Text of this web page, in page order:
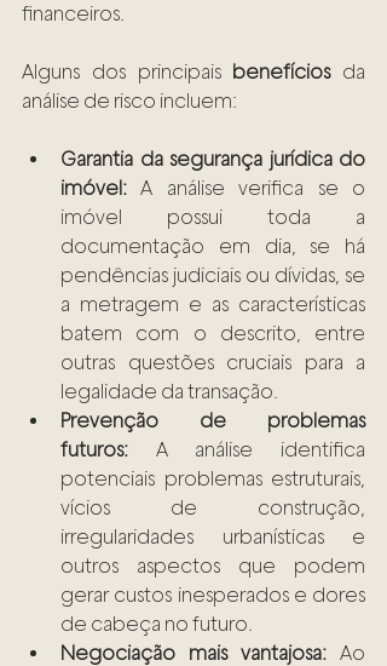
financeiros.
Alguns dos principais benefícios da
análise de risco incluem:
Garantia da segurança jurídica do
imóvel: A análise verifica se o
imóvel possui toda a
documentação em dia, se há
pendências judiciais ou dívidas, se
a metragem e as características
batem com o descrito, entre
outras questões cruciais para a
legalidade da transação.
Prevenção de problemas
futuros: A análise identifica
potenciais problemas estruturais,
vícios de construção,
irregularidades urbanísticas e
outros aspectos que podem
gerar custos inesperados e dores
de cabeça no futuro.
Negociação mais vantajosa: Ao